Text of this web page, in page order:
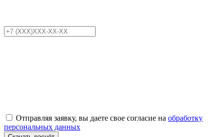
Отправляя заявку, вы даете свое согласие на обработку
персональных данных